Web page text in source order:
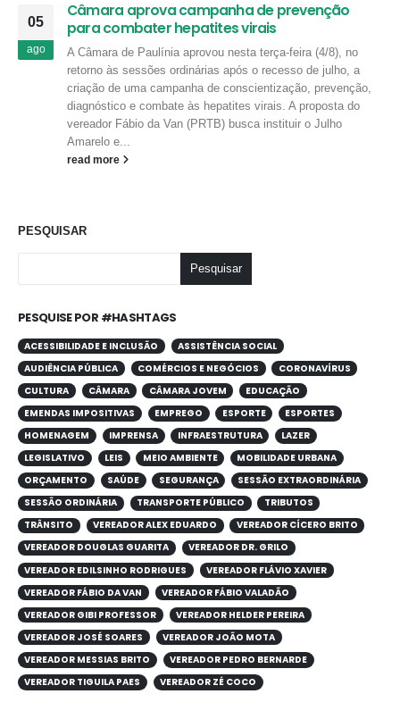
05
ago
Câmara aprova campanha de prevenção
para combater hepatites virais
A Câmara de Paulínia aprovou nesta terça-feira (4/8), no
retorno às sessões ordinárias após o recesso de julho, a
criação de uma campanha de conscientização, prevenção,
diagnóstico e combate às hepatites virais. A proposta do
vereador Fábio da Van (PRTB) busca instituir o Julho
Amarelo e...
read more
PESQUISAR
Pesquisar
PESQUISE POR #HASHTAGS
ACESSIBILIDADE E INCLUSÃO
ASSISTÊNCIA SOCIAL
AUDIÊNCIA PÚBLICA
COMÉRCIOS E NEGÓCIOS
CORONAVÍRUS
CULTURA
CÂMARA CÂMARA JOVEM
EDUCAÇÃO
EMENDAS IMPOSITIVAS
EMPREGO ESPORTE
ESPORTES
HOMENAGEM
IMPRENSA INFRAESTRUTURA
LAZER
LEGISLATIVO
LEIS MEIO AMBIENTE
MOBILIDADE URBANA
ORÇAMENTO
SAÚDE SEGURANÇA
SESSÃO EXTRAORDINÁRIA
SESSÃO ORDINÁRIA
TRANSPORTE PÚBLICO
TRIBUTOS
TRÂNSITO
VEREADOR ALEX EDUARDO
VEREADOR CÍCERO BRITO
VEREADOR DOUGLAS GUARITA
VEREADOR DR. GRILO
VEREADOR EDILSINHO RODRIGUES
VEREADOR FLÁVIO XAVIER
VEREADOR FÁBIO DA VAN
VEREADOR FÁBIO VALADÃO
VEREADOR GIBI PROFESSOR
VEREADOR HELDER PEREIRA
VEREADOR JOSÉ SOARES
VEREADOR JOÃO MOTA
VEREADOR MESSIAS BRITO
VEREADOR PEDRO BERNARDE
VEREADOR TIGUILA PAES
VEREADOR ZÉ COCO